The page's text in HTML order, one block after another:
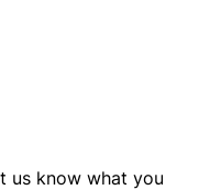
us know what you